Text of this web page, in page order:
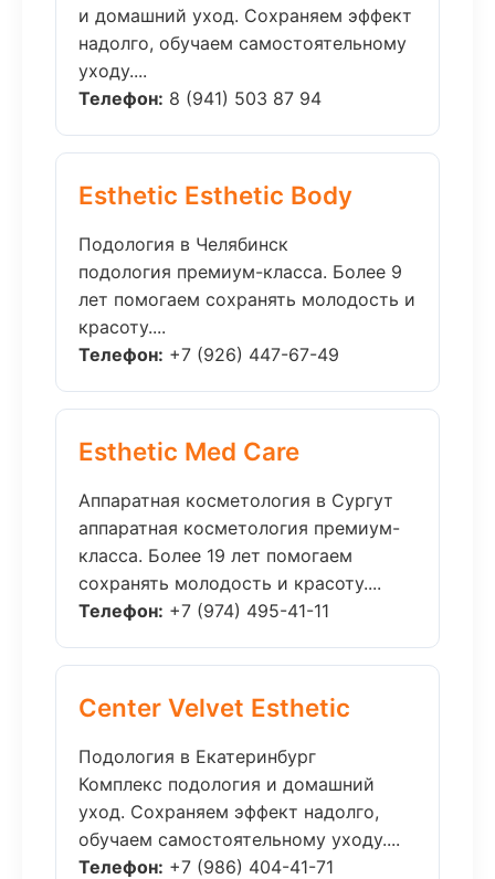
и домашний уход. Сохраняем эффект
надолго, обучаем самостоятельному
уходу....
Телефон: 8 (941) 503 87 94
Esthetic Esthetic Body
Подология в Челябинск
подология премиум-класса. Более 9
лет помогаем сохранять молодость и
красоту....
Телефон: +7 (926) 447-67-49
Esthetic Med Care
Аппаратная косметология в Сургут
аппаратная косметология премиум-
класса. Более 19 лет помогаем
сохранять молодость и красоту....
Телефон: +7 (974) 495-41-11
Center Velvet Esthetic
Подология в Екатеринбург
Комплекс подология и домашний
уход. Сохраняем эффект надолго,
обучаем самостоятельному уходу....
Телефон: +7 (986) 404-41-71